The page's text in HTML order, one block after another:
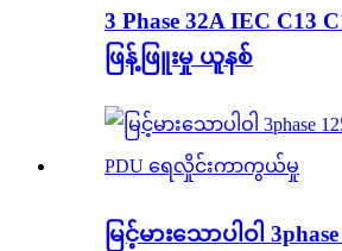
3 Phase 32A IEC C13
ဖြန့်ဖြူးမှု ယူနစ်
မြင့်မားသောပါဝါ